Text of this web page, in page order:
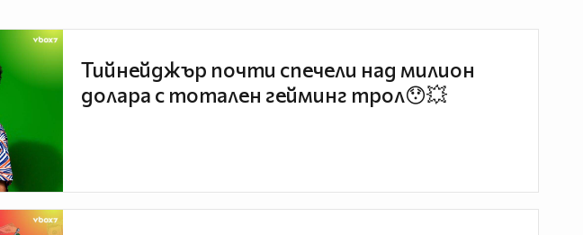
Тийнейджър почти спечели над милион
долара с тотален гейминг трол😯💥